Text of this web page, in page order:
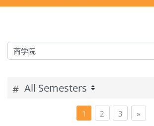
程
課程類別
#
1 第 1 頁
2 第 2 頁
3第 3 頁
»下一